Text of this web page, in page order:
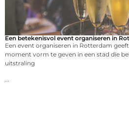
Een betekenisvol event organiseren in
Een event organiseren in Rotterdam
moment vorm te geven in een stad die
uitstraling